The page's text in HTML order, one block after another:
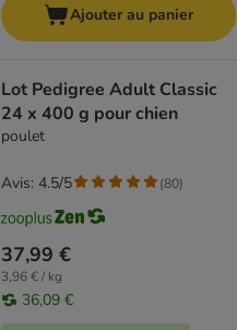
Ajouter au panier
Lot Pedigree Adult Classic
24 x 400 g pour chien
poulet
37,99 €
3,96 € / kg
36,09 €
Avis: 4.5/5 (80)